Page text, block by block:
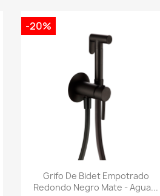
Vista rápida
Grifo De Bidet Empotrado
Redondo Negro Mate - Agua...
-20%